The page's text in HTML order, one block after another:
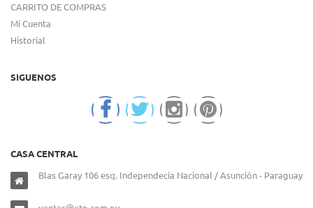
CARRITO DE COMPRAS
Mi Cuenta
Historial
SIGUENOS
CASA CENTRAL
Blas Garay 106 esq. Independecia Nacional / Asunción - Paraguay